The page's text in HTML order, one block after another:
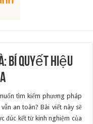
Bí Quyết Hiệu
tìm kiếm phương pháp
an toàn? Bài viết này sẽ
đúc kết từ kinh nghiệm của